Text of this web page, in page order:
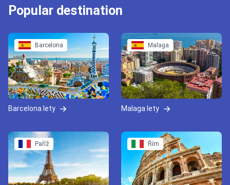
Popular destination
Barcelona
Barcelona lety
Malaga
Malaga lety
Paříž Řím